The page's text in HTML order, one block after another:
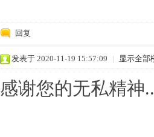
回复
发表于 2020-11-19 15:57:09 | 显示全部
感谢您的无私精神